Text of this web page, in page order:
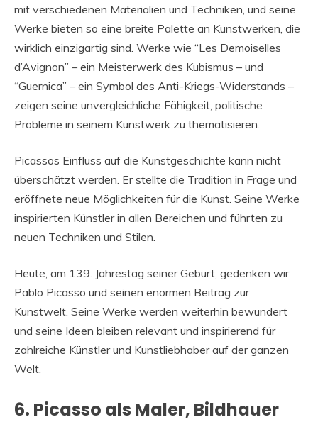
mit verschiedenen Materialien und Techniken, und seine
Werke bieten so eine breite Palette an Kunstwerken, die
wirklich einzigartig sind. Werke wie “Les Demoiselles
d’Avignon” – ein Meisterwerk des Kubismus – und
“Guernica” – ein Symbol des Anti-Kriegs-Widerstands –
zeigen seine unvergleichliche Fähigkeit, politische
Probleme in seinem Kunstwerk zu thematisieren.
Picassos Einfluss auf die Kunstgeschichte kann nicht
überschätzt werden. Er stellte die Tradition in Frage und
eröffnete neue Möglichkeiten für die Kunst. Seine Werke
inspirierten Künstler in allen Bereichen und führten zu
neuen Techniken und Stilen.
Heute, am 139. Jahrestag seiner Geburt, gedenken wir
Pablo Picasso und seinen enormen Beitrag zur
Kunstwelt. Seine Werke werden weiterhin bewundert
und seine Ideen bleiben relevant und inspirierend für
zahlreiche Künstler und Kunstliebhaber auf der ganzen
Welt.
6. Picasso als Maler, Bildhauer